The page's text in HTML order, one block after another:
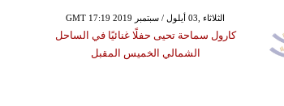
GMT 17:19 2019 الثلاثاء ,03 أيلول / سبتمبر
كارول سماحة تحيى حفلًا غنائيًا في الساحل
الشمالي الخميس المقبل